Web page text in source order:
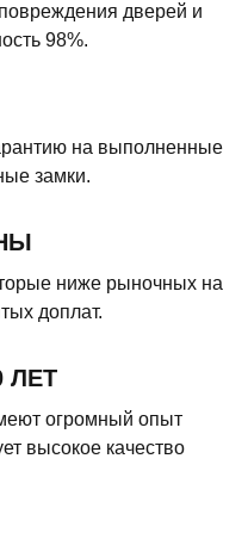
дверей и
98%.
на выполненные
замки.
ниже рыночных на
доплат.
ЛЕТ
огромный опыт
высокое качество